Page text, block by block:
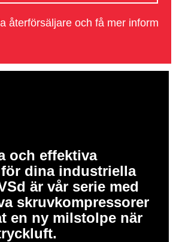
återförsäljare och få mer
och effektiva
dina industriella
är vår serie med
skruvkompressorer
en ny milstolpe när